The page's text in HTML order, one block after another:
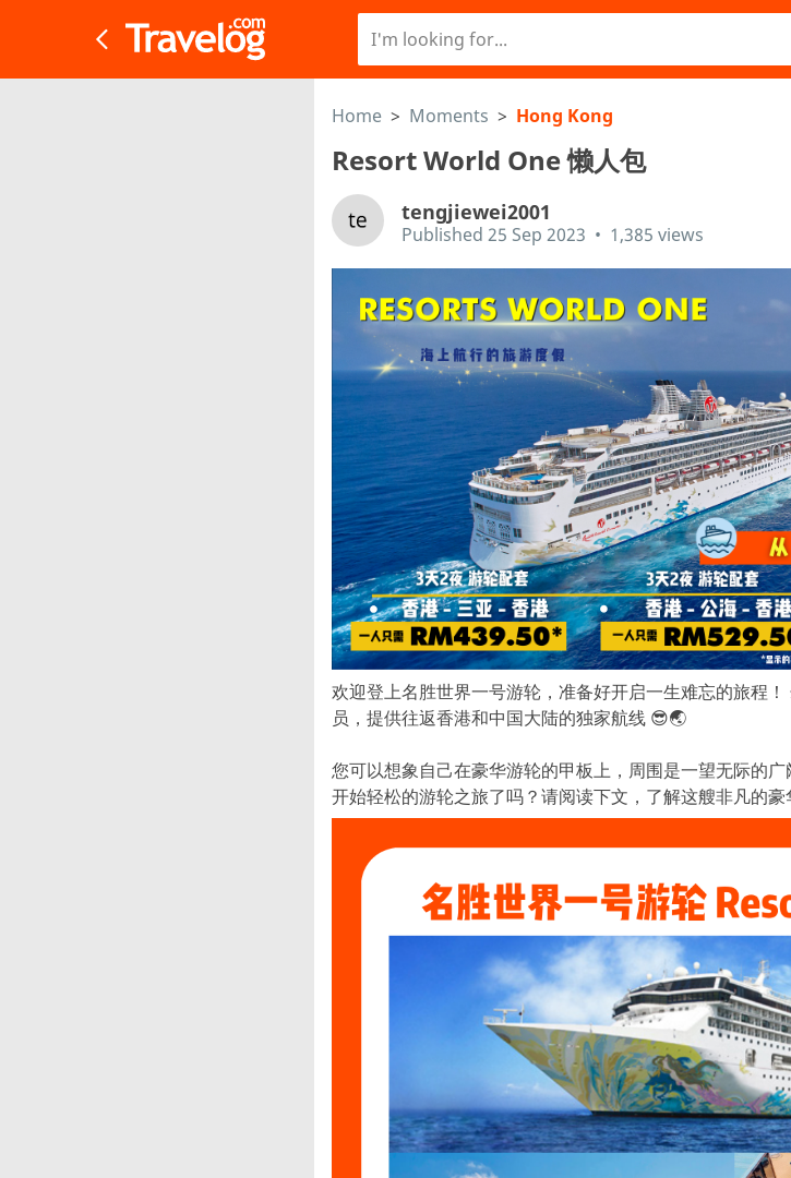
Home > Moments > Hong Kong
Resort World One 懒人包
tengjiewei2001
Published 25 Sep 2023 • 1,385 views
欢迎登上名胜世界一号游轮，准备好开启一生难忘的旅程
员，提供往返香港和中国大陆的独家航线 😎🌏
您可以想象自己在豪华游轮的甲板上，周围是一望无际的
开始轻松的游轮之旅了吗？请阅读下文，了解这艘非凡的